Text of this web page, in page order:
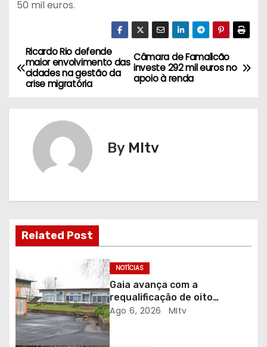
50 mil euros.
N
a
v
ç
ã
d
e
a
Câmara de Famalicão
investe 292 mil euros no
apoio à renda
Ricardo Rio defende
maior envolvimento das
cidades na gestão da
crise migratória
By MItv
Related Post
NOTÍCIAS
Gaia avança com a
requalificação de oito
escolas prioritárias
Ago 6, 2026 MItv